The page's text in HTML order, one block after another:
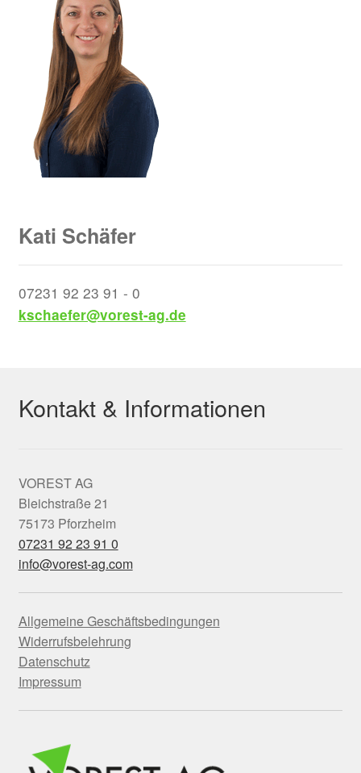
Kati Schäfer
07231 92 23 91 - 0
kschaefer@vorest-ag.de
Kontakt & Informationen
VOREST AG
Bleichstraße 21
75173 Pforzheim
07231 92 23 91 0
info@vorest-ag.com
Allgemeine Geschäftsbedingungen
Widerrufsbelehrung
Datenschutz
Impressum